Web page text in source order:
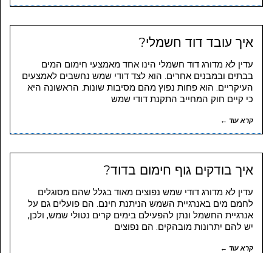
איך עובד דוד חשמלי?
עדין לא מדורג דוד חשמלי הינו אחד מאמצעי חימום המים
בבתים ובמבנים אחרים. הוא לצד דודי שמש נחשבים לאמצעים
העיקריים. הוא פחות נפוץ מהם מסיבות שונות. הראשונה היא
כי קיים חוק המחייב התקנת דודי שמש
קרא עוד ←
איך בודקים גוף חימום בדוד?
עדין לא מדורג דודי שמש נפוצים מאוד בגלל שהם מסוגלים
לחמם מים באנרגיית השמש הניתנת חינם. הם פועלים גם על
אנרגיית החשמל ונתן להפעילם בימים קרים נטולי שמש, ולכן,
יש להם יתרונות מובהקים. הם נפוצים
קרא עוד ←